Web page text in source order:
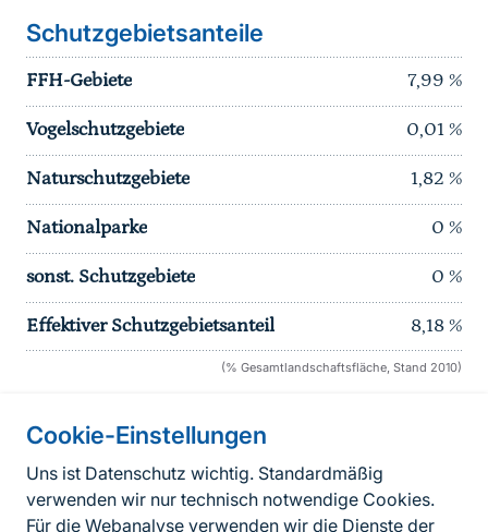
Cookie-Einstellungen
Uns ist Datenschutz wichtig. Standardmäßig
verwenden wir nur technisch notwendige Cookies.
Für die Webanalyse verwenden wir die Dienste der
Schutzgebietsanteile
FFH-Gebiete 7,99 %
Vogelschutzgebiete 0,01 %
Naturschutzgebiete 1,82 %
Nationalparke 0 %
sonst. Schutzgebiete 0 %
Effektiver Schutzgebietsanteil 8,18 %
(% Gesamtlandschaftsfläche, Stand 2010)
Informationen zur Seite
FußzeileKontakt zum BfN